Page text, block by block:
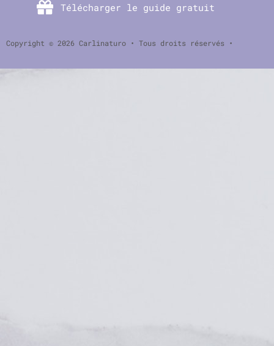
Télécharger le guide gratuit
Copyright © 2026 Carlinaturo • Tous droits réservés •